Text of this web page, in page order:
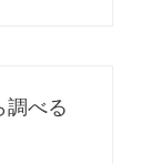
調べる